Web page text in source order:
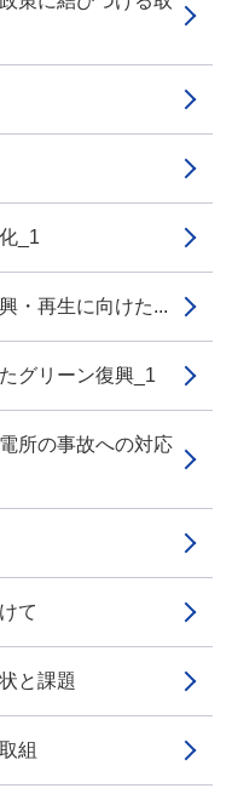
_1
・再生に向けた...
グリーン復興_1
所の事故への対応
て
と課題
組